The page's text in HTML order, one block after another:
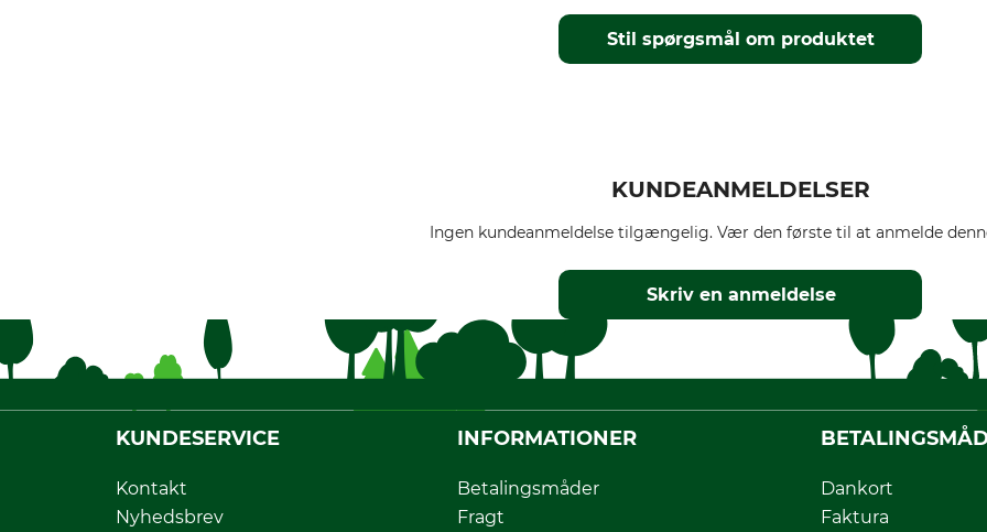
Stil spørgsmål om produktet
KUNDEANMELDELSER
Ingen kundeanmeldelse tilgængelig. Vær den første til at anmelde
Skriv en anmeldelse
KUNDESERVICE
Kontakt
Nyhedsbrev
INFORMATIONER
Betalingsmåder
Fragt
Dankort
Faktura